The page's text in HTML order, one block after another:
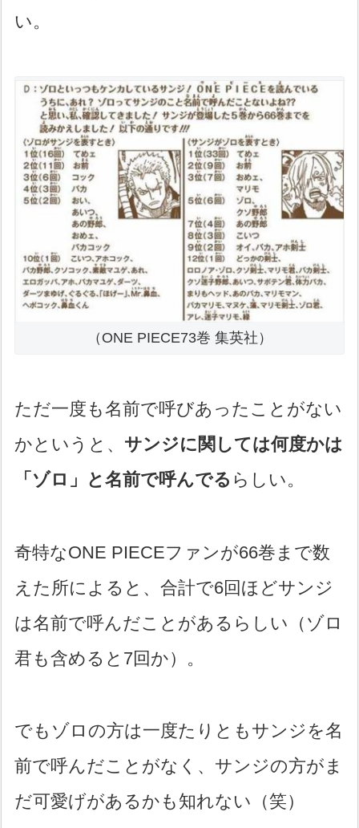
い。
（ONE PIECE73巻 集英社）
ただ一度も名前で呼びあったことがない
かというと、 サンジに関しては何度かは
「ゾロ」と名前で呼んでる らしい。
奇特なONE PIECEファンが66巻まで数
えた所によると、合計で6回ほどサンジ
は名前で呼んだことがあるらしい（ゾロ
君も含めると7回か）。
でもゾロの方は一度たりともサンジを名
前で呼んだことがなく、サンジの方がま
だ可愛げがあるかも知れない（笑）